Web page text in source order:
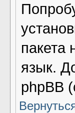
пакета
язык.
phpBB